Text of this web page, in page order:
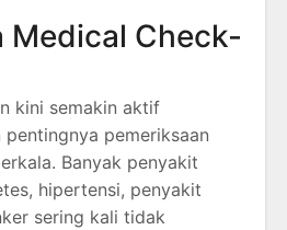
Medical Check-
kini semakin aktif
pemeriksaan
Banyak penyakit
hipertensi, penyakit
sering kali tidak